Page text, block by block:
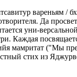
вареньям /
Да
уни-
Каждая
мамритат ("Мы
стих из